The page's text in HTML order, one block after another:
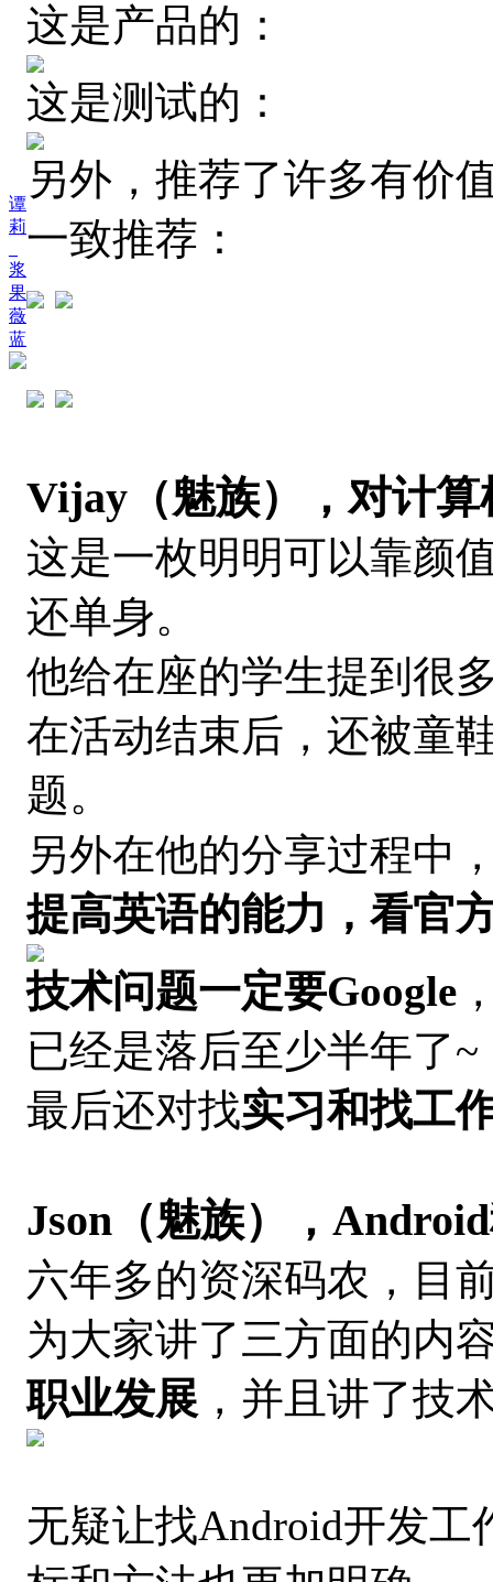
谭
莉
浆
果
薇
蓝
这是产品的：
这是测试的：
另外，推荐了许多有价
一致推荐：
Vijay （魅族），对计
这是一枚明明可以靠颜
还单身。
他给在座的学生提到很
在活动结束后，还被童
题。
另外在他的分享过程中
提高英语的能力，看官
技术问题一定要Google
已经是落后至少半年了~
最后还对找实习和找工
Json（魅族），
六年多的资深码农，目
为大家讲了三方面的内
职业发展 ，并且讲了技
无疑让找Android开发